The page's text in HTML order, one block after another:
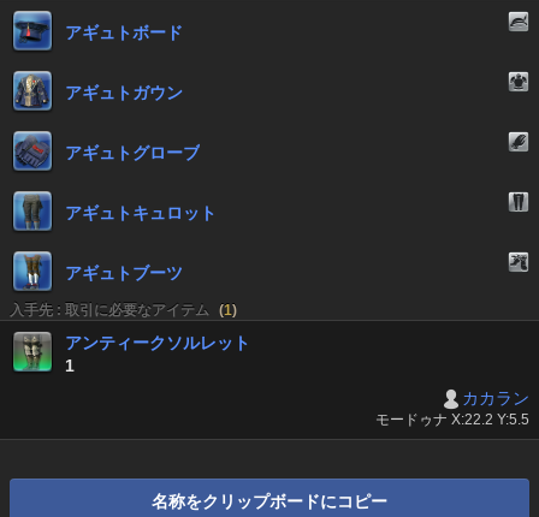
アギュトボード
アギュトガウン
アギュトグローブ
アギュトキュロット
アギュトブーツ
入手先 : 取引に必要なアイテム (1)
アンティークソルレット
1
カカラン
モードゥナ X:22.2 Y:5.5
名称をクリップボードにコピー